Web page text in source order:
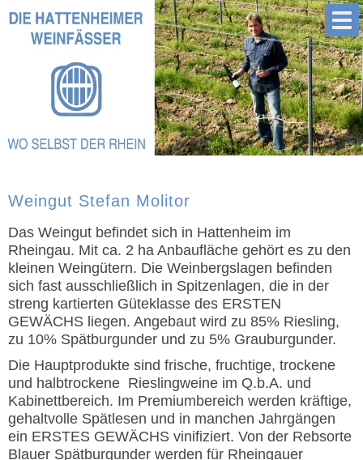
Weingut Stefan Molitor
Das Weingut befindet sich in Hattenheim im
Rheingau. Mit ca. 2 ha Anbaufläche gehört es zu den
kleinen Weingütern. Die Weinbergslagen befinden
sich fast ausschließlich in Spitzenlagen, die in der
streng kartierten Güteklasse des ERSTEN
GEWÄCHS liegen. Angebaut wird zu 85% Riesling,
zu 10% Spätburgunder und zu 5% Grauburgunder.
Die Hauptprodukte sind frische, fruchtige, trockene
und halbtrockene Rieslingweine im Q.b.A. und
Kabinettbereich. Im Premiumbereich werden kräftige,
gehaltvolle Spätlesen und in manchen Jahrgängen
ein ERSTES GEWÄCHS vinifiziert. Von der Rebsorte
Blauer Spätburgunder werden für Rheingauer